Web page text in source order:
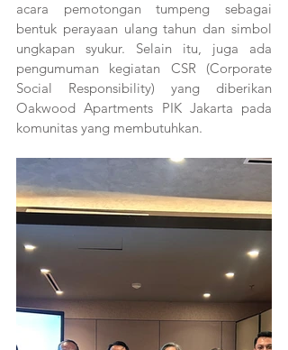
acara pemotongan tumpeng sebagai
bentuk perayaan ulang tahun dan simbol
ungkapan syukur. Selain itu, juga ada
pengumuman kegiatan CSR (Corporate
Social Responsibility) yang diberikan
Oakwood Apartments PIK Jakarta pada
komunitas yang membutuhkan.